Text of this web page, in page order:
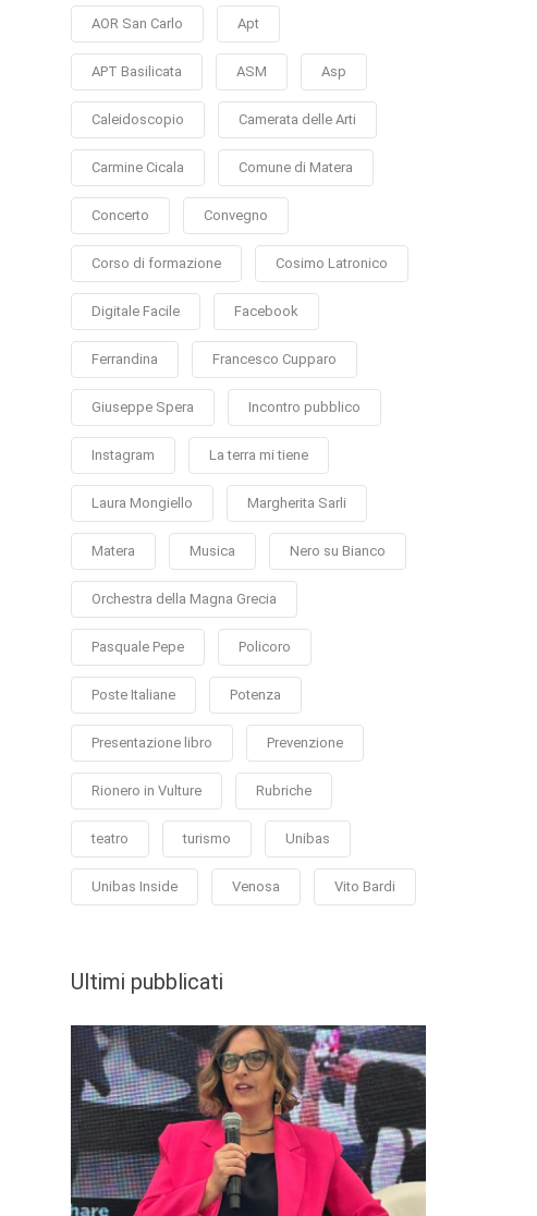
AOR San Carlo Apt
APT Basilicata ASM Asp
Caleidoscopio Camerata delle Arti
Carmine Cicala Comune di Matera
Concerto Convegno
Corso di formazione Cosimo Latronico
Digitale Facile Facebook
Ferrandina Francesco Cupparo
Giuseppe Spera Incontro pubblico
Instagram La terra mi tiene
Laura Mongiello Margherita Sarli
Matera Musica Nero su Bianco
Orchestra della Magna Grecia
Pasquale Pepe Policoro
Poste Italiane Potenza
Presentazione libro Prevenzione
Rionero in Vulture Rubriche
teatro turismo Unibas
Unibas Inside Venosa Vito Bardi
Ultimi pubblicati